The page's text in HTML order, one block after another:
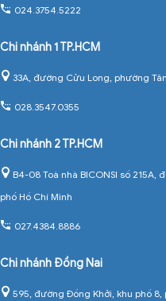
024.3754.5222
Chi nhánh 1 TP.HCM
33A, đường Cửu Long, phường
028.3547.0355
Chi nhánh 2 TP.HCM
B4-08 Toà nhà BICONSI số 215A,
phố Hồ Chí Minh
027.4384.8886
Chi nhánh Đồng Nai
595, đường Đồng Khởi, khu phố